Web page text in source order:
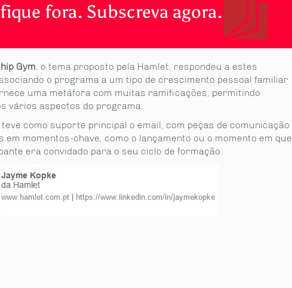
fora. Subscreva agora.
Gym , o tema proposto pela Hamlet, respondeu a estes
o programa a um tipo de crescimento pessoal familiar
uma metáfora com muitas ramificações, permitindo
vários aspectos do programa.
teve como suporte principal o email, com peças de comunicação
em momentos-chave, como o lançamento ou o momento em que
era convidado para o seu ciclo de formação.